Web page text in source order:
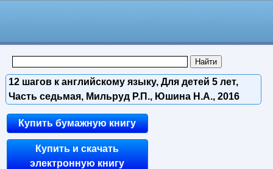
12 шагов к английскому языку, Для детей 5 лет,
Часть седьмая, Мильруд Р.П., Юшина Н.А., 2016
Купить бумажную книгу
Купить и скачать
электронную книгу